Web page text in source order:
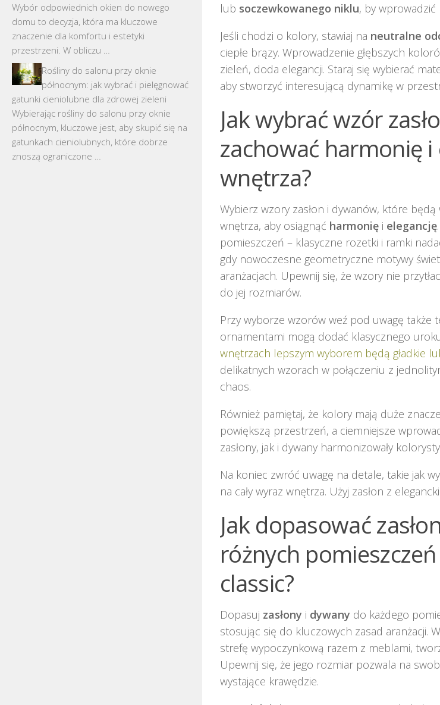
lub soczewkowanego niklu, by
Jeśli chodzi o kolory, stawiaj na neutralne
ciepłe brązy. Wprowadzenie głębszych
zieleń, doda elegancji. Staraj się wybierać
aby stworzyć interesującą dynamikę w
Jak wybrać wzór
zachować harmonię i
wnętrza?
Wybierz wzory zasłon i dywanów, które będą
wnętrza, aby osiągnąć harmonię i elegancję
pomieszczeń – klasyczne rozetki i ramki
gdy nowoczesne geometryczne motywy
aranżacjach. Upewnij się, że wzory nie
do jej rozmiarów.
Przy wyborze wzorów weź pod uwagę także
ornamentami mogą dodać klasycznego
wnętrzach lepszym wyborem będą gładkie
delikatnych wzorach w połączeniu z
chaos.
Również pamiętaj, że kolory mają duże
powiększą przestrzeń, a ciemniejsze
zasłony, jak i dywany harmonizowały
Na koniec zwróć uwagę na detale, takie jak
na cały wyraz wnętrza. Użyj zasłon z
Jak dopasować
różnych
classic?
Dopasuj zasłony i dywany do każdego
stosując się do kluczowych zasad aranżacji.
strefę wypoczynkową razem z meblami,
Upewnij się, że jego rozmiar pozwala na
wystające krawędzie.
Wybór odpowiednich okien do nowego
domu to decyzja, która ma kluczowe
znaczenie dla komfortu i estetyki
przestrzeni. W obliczu …
Rośliny do salonu przy oknie
północnym: jak wybrać i pielęgnować
gatunki cieniolubne dla zdrowej zieleni
Wybierając rośliny do salonu przy oknie
północnym, kluczowe jest, aby skupić się na
gatunkach cieniolubnych, które dobrze
znoszą ograniczone …